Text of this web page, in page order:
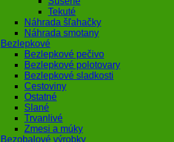
Tekuté
Náhrada šľahačky
Náhrada smotany
Bezlepkové
Bezlepkové pečivo
Bezlepkové polotovary
Bezlepkové sladkosti
Cestoviny
Ostatné
Slané
Trvanlivé
Zmesi a múky
Bezobalové výrobky